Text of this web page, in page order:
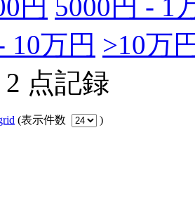
円 5000円 - 1
10万円 >10万
点記録
(表示件数 )